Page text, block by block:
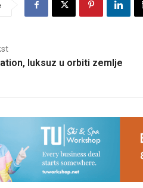
luksuz u orbiti zemlje